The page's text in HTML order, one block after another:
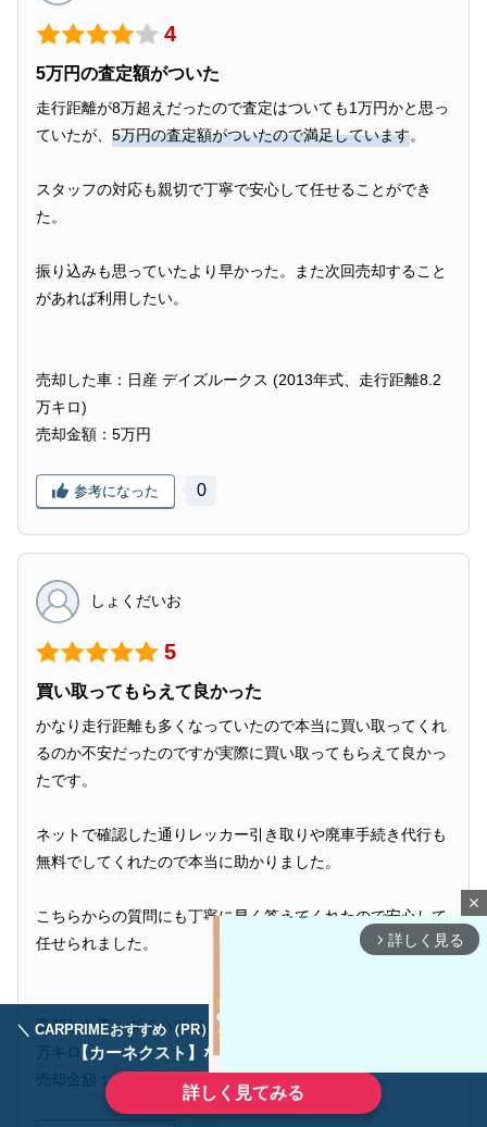
＼ CARPRIMEおすすめ（PR） ／
【カーネクスト】ならどんなクルマも高価買取
詳しく見てみる
4
5万円の査定額がついた
走行距離が8万超えだったので査定はついても1万円かと思っ
ていたが、 5万円の査定額がついたので満足しています。
スタッフの対応も親切で丁寧で安心して任せることができ
た。
振り込みも思っていたより早かった。また次回売却すること
があれば利用したい。
売却した車：日産 デイズルークス (2013年式、走行距離8.2
万キロ)
売却金額：5万円
参考になった 0
しょくだいお
5
買い取ってもらえて良かった
かなり走行距離も多くなっていたので本当に買い取ってくれ
るのか不安だったのですが実際に買い取ってもらえて良かっ
たです。
ネットで確認した通りレッカー引き取りや廃車手続き代行も
無料でしてくれたので本当に助かりました。
こちらからの質問にも丁寧に早く答えてくれたので安心して
任せられました。
売却した車：ダイハツ ミライース (2011年式、走行距離17
万キロ)
売却金額：1万円
close
arrow_forward_ios 詳しく見る